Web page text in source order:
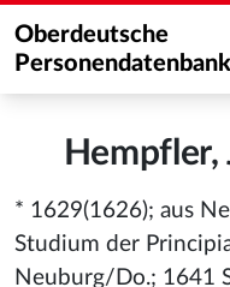
Oberdeutsche
Personendatenbank
Hempfler,
* 1629(1626); aus
Studium der
Neuburg/Do.; 1641